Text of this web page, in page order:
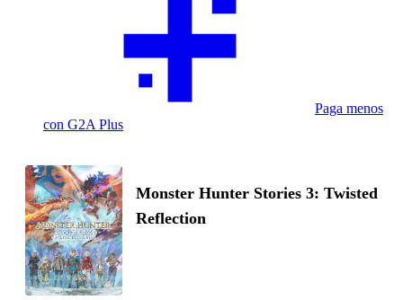
Paga menos
con G2A Plus
Monster Hunter Stories 3: Twisted
Reflection